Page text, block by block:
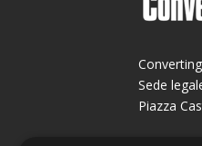
Converting
Sede
Piazza